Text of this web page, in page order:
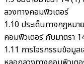
ลวงทางคอมพิวเตอร์
1.10 ประเด็นทางกฎหม
คอมพิวเตอร์ กับมาตรา
1.11 การโจรกรรมข้อ